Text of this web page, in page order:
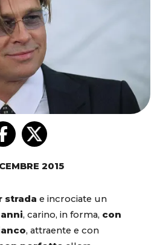
2015
strada e incrociate un
, carino, in forma, con
, attraente e con